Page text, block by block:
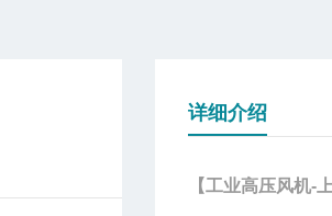
详细介绍
【工业高压风机-